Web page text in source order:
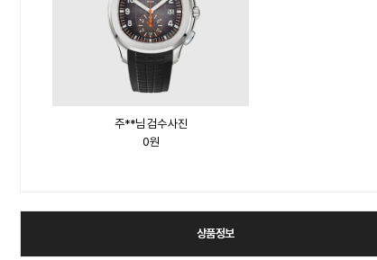
주**님 검수 사진
0원
상품정보